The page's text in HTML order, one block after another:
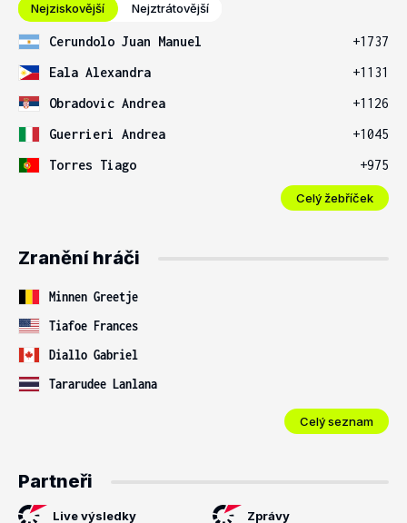
Nejziskovější Nejztrátovější
Cerundolo Juan Manuel
+1737
Eala Alexandra
+1131
Obradovic Andrea
+1126
Guerrieri Andrea
+1045
Torres Tiago
+975
Celý žebříček
Zranění hráči
Minnen Greetje
Tiafoe Frances
Diallo Gabriel
Tararudee Lanlana
Celý seznam
Partneři
Live výsledky Zprávy